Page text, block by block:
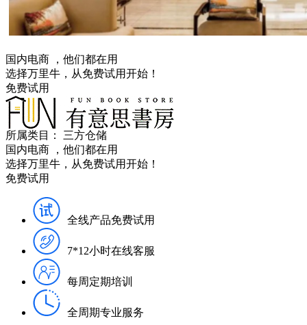
国内电商
，他们都在用
选择万里牛，从免费试用开始！
免费试用
所属类目：
三方仓储
国内电商
，他们都在用
选择万里牛，从免费试用开始！
免费试用
全线产品免费试用
7*12小时在线客服
每周定期培训
全周期专业服务